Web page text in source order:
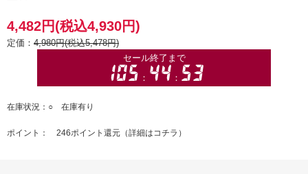
4,482円(税込4,930円)
定価： 4,980円(税込5,478円)
在庫状況：○ 在庫有り
ポイント： 246ポイント還元（詳細はコチラ ）